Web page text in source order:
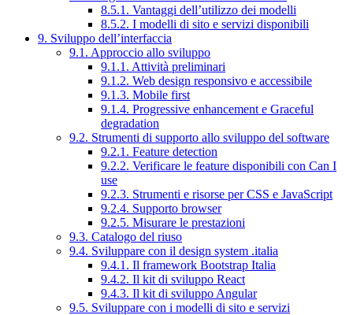
8.5.1. Vantaggi dell’utilizzo dei modelli
8.5.2. I modelli di sito e servizi disponibili
9. Sviluppo dell’interfaccia
9.1. Approccio allo sviluppo
9.1.1. Attività preliminari
9.1.2. Web design responsivo e accessibile
9.1.3. Mobile first
9.1.4. Progressive enhancement e Graceful
degradation
9.2. Strumenti di supporto allo sviluppo del software
9.2.1. Feature detection
9.2.2. Verificare le feature disponibili con Can I
use
9.2.3. Strumenti e risorse per CSS e JavaScript
9.2.4. Supporto browser
9.2.5. Misurare le prestazioni
9.3. Catalogo del riuso
9.4. Sviluppare con il design system .italia
9.4.1. Il framework Bootstrap Italia
9.4.2. Il kit di sviluppo React
9.4.3. Il kit di sviluppo Angular
9.5. Sviluppare con i modelli di sito e servizi